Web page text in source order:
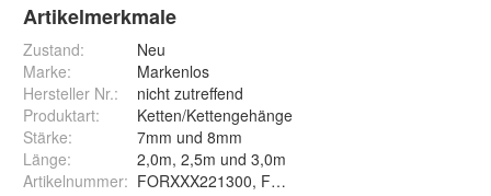
Artikelmerkmale
Zustand:
Neu
Marke:
Markenlos
Hersteller Nr.:
nicht zutreffend
Produktart:
Ketten/Kettengehänge
Stärke:
7mm und 8mm
Länge:
2,0m, 2,5m und 3,0m
Artikelnummer: